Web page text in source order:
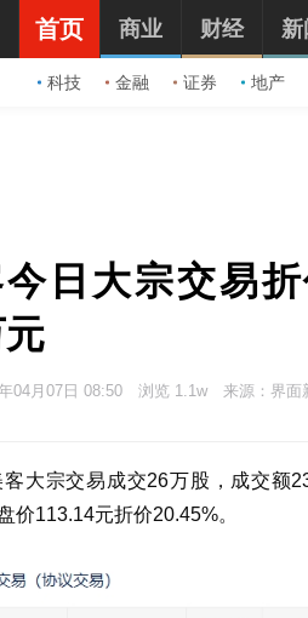
首页
科技 金融 证券 地产
商业 财经 新
日大宗交易
04月07日 08:50 浏览 1.1w 来源：界面
大宗交易成交26万股，成交额
价113.14元折价20.45%。